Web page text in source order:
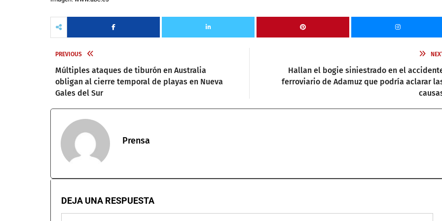
PREVIOUS
Múltiples ataques de tiburón en Australia
obligan al cierre temporal de playas en Nueva
Gales del Sur
Hallan el bogie siniestrado en el
ferroviario de Adamuz que podría aclarar
Prensa
DEJA UNA RESPUESTA